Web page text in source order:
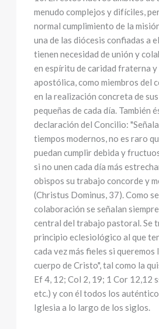
menudo complejos y difíciles,
normal cumplimiento de la
una de las diócesis confiadas a
tienen necesidad de unión y
en espíritu de caridad fraterna
apostólica, como miembros del
en la realización concreta de
pequeñas de cada día. También
declaración del Concilio:
tiempos modernos, no es raro
puedan cumplir debida y
si no unen cada día más
obispos su trabajo concorde y
(Christus Dominus, 37). Como
colaboración se señalan
central del trabajo pastoral. Se
principio eclesiológico al que
cada vez más fieles si queremos
cuerpo de Cristo", tal como la
Ef 4, 12; Col 2, 19; 1 Cor 12,12
etc.) y con él todos los
Iglesia a lo largo de los siglos.